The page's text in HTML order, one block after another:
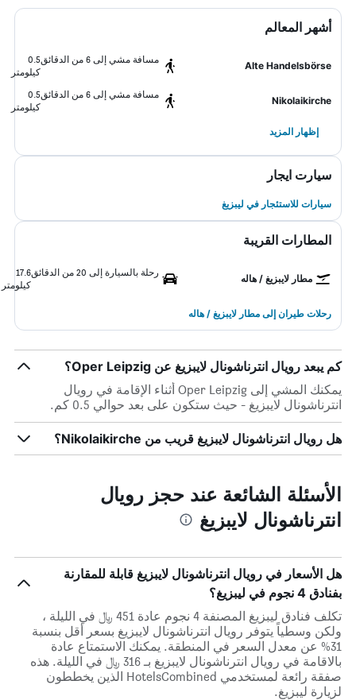
أشهر المعالم
Alte Handelsbörse
مسافة مشي إلى 6 من الدقائق
0.5
كيلومتر
Nikolaikirche
مسافة مشي إلى 6 من الدقائق
0.5
كيلومتر
إظهار المزيد
سيارت ايجار
سيارات للاستئجار في ليبزيغ
المطارات القريبة
مطار لايبزيغ / هاله
رحلة بالسيارة إلى 20 من الدقائق
17.6
كيلومتر
رحلات طيران إلى مطار لايبزيغ / هاله
كم يبعد رويال انترناشونال لايبزيغ عن Oper Leipzig؟
يمكنك المشي إلى Oper Leipzig أثناء الإقامة في رويال
انترناشونال لايبزيغ - حيث ستكون على بعد حوالي 0.5 كم.
هل رويال انترناشونال لايبزيغ قريب من Nikolaikirche؟
الأسئلة الشائعة عند حجز رويال
انترناشونال لايبزيغ
هل الأسعار في رويال انترناشونال لايبزيغ قابلة للمقارنة
بفنادق 4 نجوم في ليبزيغ؟
تكلف فنادق ليبزيغ المصنفة 4 نجوم عادة 451 ﷼ في الليلة ،
ولكن وسطياً يتوفر رويال انترناشونال لايبزيغ بسعر أقل بنسبة
31% عن معدل السعر في المنطقة. يمكنك الاستمتاع عادة
بالاقامة في رويال انترناشونال لايبزيغ بـ 316 ﷼ في الليلة. هذه
صفقة رائعة لمستخدمي HotelsCombined الذين يخططون
لزيارة ليبزيغ.